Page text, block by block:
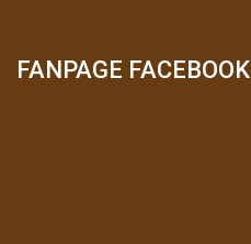
FANPAGE FACEBOOK